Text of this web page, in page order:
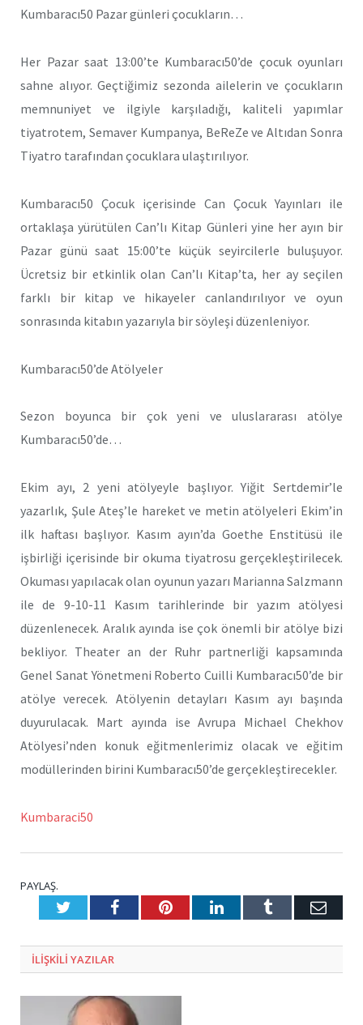
Kumbaracı50 Pazar günleri çocukların…
Her Pazar saat 13:00’te Kumbaracı50’de çocuk oyunları
sahne alıyor. Geçtiğimiz sezonda ailelerin ve çocukların
memnuniyet ve ilgiyle karşıladığı, kaliteli yapımlar
tiyatrotem, Semaver Kumpanya, BeReZe ve Altıdan Sonra
Tiyatro tarafından çocuklara ulaştırılıyor.
Kumbaracı50 Çocuk içerisinde Can Çocuk Yayınları ile
ortaklaşa yürütülen Can’lı Kitap Günleri yine her ayın bir
Pazar günü saat 15:00’te küçük seyircilerle buluşuyor.
Ücretsiz bir etkinlik olan Can’lı Kitap’ta, her ay seçilen
farklı bir kitap ve hikayeler canlandırılıyor ve oyun
sonrasında kitabın yazarıyla bir söyleşi düzenleniyor.
Kumbaracı50’de Atölyeler
Sezon boyunca bir çok yeni ve uluslararası atölye
Kumbaracı50’de…
Ekim ayı, 2 yeni atölyeyle başlıyor. Yiğit Sertdemir’le
yazarlık, Şule Ateş’le hareket ve metin atölyeleri Ekim’in
ilk haftası başlıyor. Kasım ayın’da Goethe Enstitüsü ile
işbirliği içerisinde bir okuma tiyatrosu gerçekleştirilecek.
Okuması yapılacak olan oyunun yazarı Marianna Salzmann
ile de 9-10-11 Kasım tarihlerinde bir yazım atölyesi
düzenlenecek. Aralık ayında ise çok önemli bir atölye bizi
bekliyor. Theater an der Ruhr partnerliği kapsamında
Genel Sanat Yönetmeni Roberto Cuilli Kumbaracı50’de bir
atölye verecek. Atölyenin detayları Kasım ayı başında
duyurulacak. Mart ayında ise Avrupa Michael Chekhov
Atölyesi’nden konuk eğitmenlerimiz olacak ve eğitim
modüllerinden birini Kumbaracı50’de gerçekleştirecekler.
Kumbaraci50
PAYLAŞ.
TwitterFacebookPinterestLinkedInTumblr E-
ILIŞKILI YAZILAR